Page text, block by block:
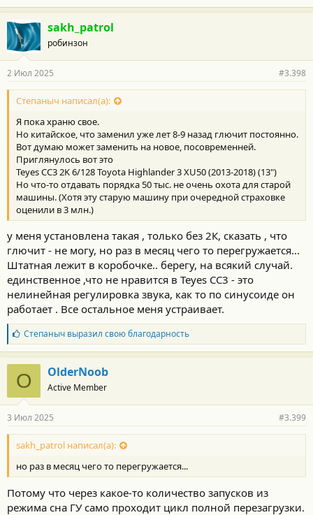
sakh_patrol
робинзон
2 Июл 2025 #3.398
Степаныч написал(а):
Я пока храню свое.
Но китайское, что заменил уже лет 8-9 назад глючит постоянно.
Вот думаю может заменить на новое, посовременней.
Приглянулось вот это
Teyes CC3 2K 6/128 Toyota Highlander 3 XU50 (2013-2018) (13")
Но что-то отдавать порядка 50 тыс. не очень охота для старой
машины. (Хотя эту старую машину при очередной страховке
оценили в 3 млн.)
у меня установлена такая , только без 2К, сказать , что
глючит - не могу, но раз в месяц чего то перегружается...
Штатная лежит в коробочке.. берегу, на всякий случай.
единственное ,что не нравится в Teyes CC3 - это
нелинейная регулировка звука, как то по синусоиде он
работает . Все остальное меня устраивает.
Б
л
а
г
о
д
а
н
о
с
и
:
Степанычвыразил свою благодарность
O OlderNoob
Active Member
3 Июл 2025 #3.399
sakh_patrol написал(а):
но раз в месяц чего то перегружается...
Потому что через какое-то количество запусков из
режима сна ГУ само проходит цикл полной перезагрузки.